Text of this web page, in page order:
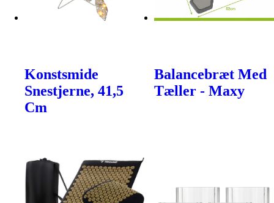
Konstsmide
Snestjerne, 41,5
Cm
Balancebræt Med
Tæller - Maxy